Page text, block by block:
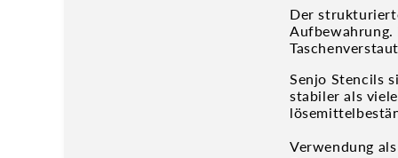
Der
Aufbewahrung.
Senjo Stencils
stabiler als
Verwendung